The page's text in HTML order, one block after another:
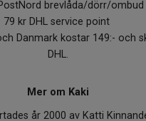
brevlåda/dörr/ombud
79 kr DHL service point
Danmark kostar 149:- och
DHL.
Mer om Kaki
år 2000 av Katti